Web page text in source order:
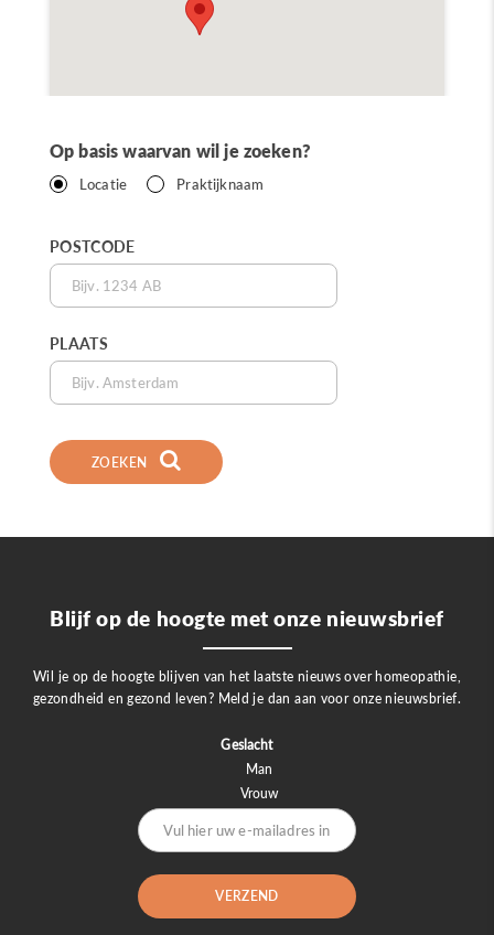
Op basis waarvan wil je zoeken?
Locatie Praktijknaam
POSTCODE
PLAATS
ZOEKEN
Blijf op de hoogte met onze nieuwsbrief
Wil je op de hoogte blijven van het laatste nieuws over homeopathie,
gezondheid en gezond leven? Meld je dan aan voor onze nieuwsbrief.
Geslacht
Man
Vrouw